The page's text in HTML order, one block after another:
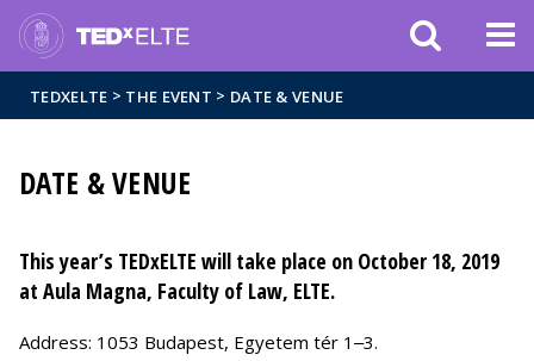
Események
sajtóban
TEDXELTE > THE EVENT > DATE & VENUE
DATE & VENUE
This year’s TEDxELTE will take place on October 18, 2019
at Aula Magna, Faculty of Law, ELTE.
Address: 1053 Budapest, Egyetem tér 1‒3.